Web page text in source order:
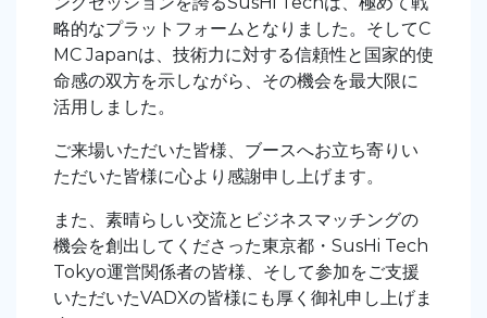
略的なプラットフォームとなりました。そしてC
MC Japanは、技術力に対する信頼性と国家的使
命感の双方を示しながら、その機会を最大限に
活用しました。
ご来場いただいた皆様、ブースへお立ち寄りい
ただいた皆様に心より感謝申し上げます。
また、素晴らしい交流とビジネスマッチングの
機会を創出してくださった東京都・SusHi Tech
Tokyo運営関係者の皆様、そして参加をご支援
いただいたVADXの皆様にも厚く御礼申し上げま